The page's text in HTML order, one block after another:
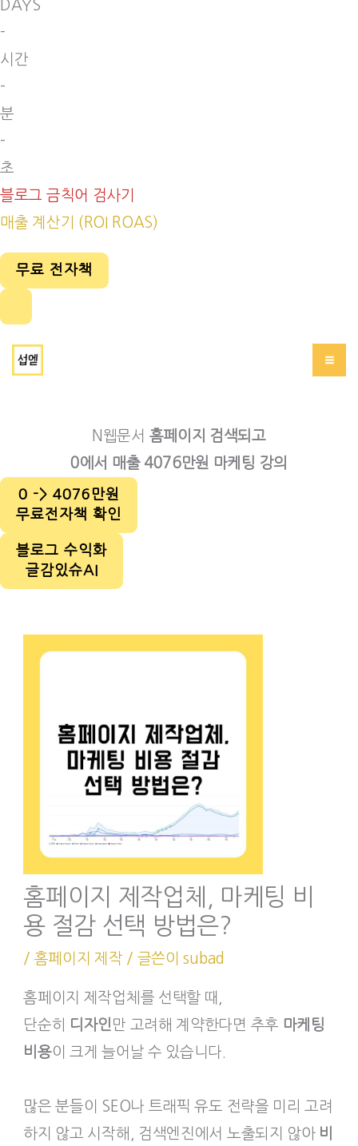
DAYS
-
시간
-
분
-
초
블로그 금칙어 검사기
매출 계산기 (ROI ROAS)
무료 전자책
기
N웹문서 홈페이지 검색되고
0에서 매출 4076만원 마케팅 강의
0 -> 4076만원
무료전자책 확인
블로그 수익화
글감있슈AI
홈페이지 제작업체, 마케팅 비
용 절감 선택 방법은?
/ 홈페이지 제작 / 글쓴이subad
홈페이지 제작업체를 선택할 때,
단순히
디자인 만 고려해 계약한다면 추후 마케팅
비용이 크게 늘어날 수 있습니다.
많은 분들이 SEO나 트래픽 유도 전략을 미리 고려
하지 않고 시작해, 검색엔진에서 노출되지 않아 비